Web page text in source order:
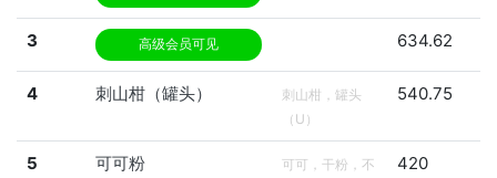
3 高级会员可见 634.62
4 刺山柑（罐头）
刺山柑，罐头
（U）
540.75
5 可可粉
可可，干粉，不
420